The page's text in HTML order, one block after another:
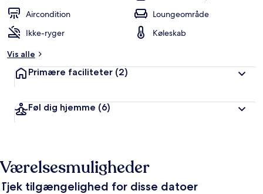
Aircondition
Loungeområde
Ikke-ryger
Køleskab
Vis alle
Primære faciliteter (2)
Føl dig hjemme (6)
Værelsesmuligheder
Tjek tilgængelighed for disse datoer